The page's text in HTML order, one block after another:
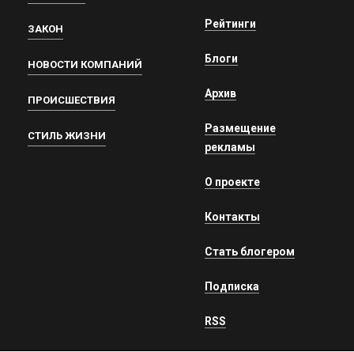
ЗАКОН
НОВОСТИ КОМПАНИЙ
ПРОИСШЕСТВИЯ
СТИЛЬ ЖИЗНИ
Рейтинги
Блоги
Архив
Размещение
рекламы
О проекте
Контакты
Стать блогером
Подписка
RSS